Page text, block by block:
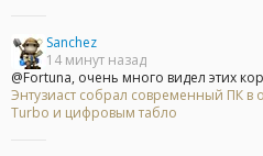
Sanchez
14 минут назад
@Fortuna, очень много видел этих
Энтузиаст собрал современный ПК в
Turbo и цифровым табло